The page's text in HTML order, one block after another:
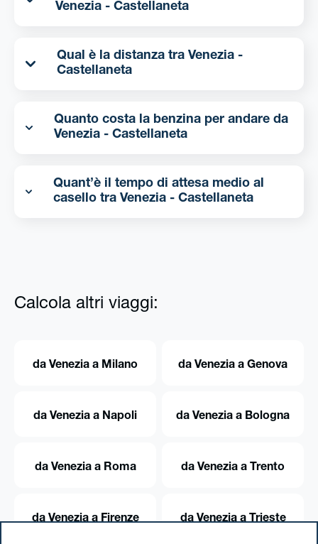
Venezia - Castellaneta
Qual è la distanza tra Venezia -
Castellaneta
Quanto costa la benzina per andare da
Venezia - Castellaneta
Quant’è il tempo di attesa medio al
casello tra Venezia - Castellaneta
Calcola altri viaggi:
da Venezia a Milano da Venezia a Genova
da Venezia a Napoli da Venezia a Bologna
da Venezia a Roma da Venezia a Trento
da Venezia a Firenze da Venezia a Trieste